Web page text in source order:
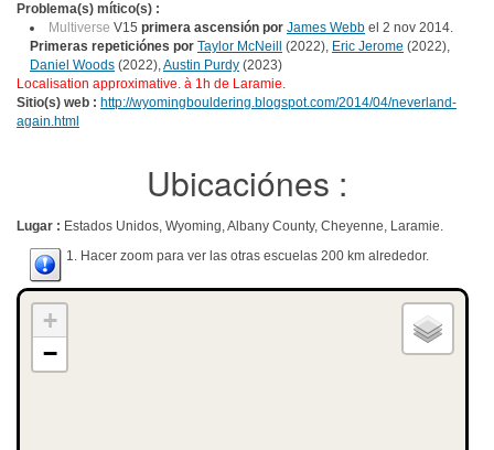
Problema(s) mítico(s) :
Multiverse V15 primera ascensión por James Webb el 2 nov 2014.
Primeras repeticiónes por Taylor McNeill (2022), Eric Jerome (2022),
Daniel Woods (2022),Austin Purdy (2023)
Localisation approximative. à 1h de Laramie.
Sitio(s) web : http://wyomingbouldering.blogspot.com/2014/04/neverland-
again.html
Ubicaciónes :
Lugar : Estados Unidos, Wyoming, Albany County, Cheyenne, Laramie.
1. Hacer zoom para ver las otras escuelas 200 km alrededor.
+
−